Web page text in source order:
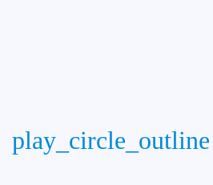
play_circle_outline